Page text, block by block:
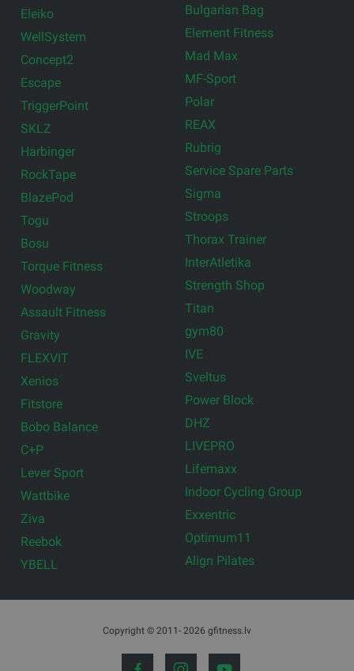
Eleiko
WellSystem
Concept2
Escape
TriggerPoint
SKLZ
Harbinger
RockTape
BlazePod
Togu
Bosu
Torque Fitness
Woodway
Assault Fitness
Gravity
FLEXVIT
Xenios
Fitstore
Bobo Balance
C+P
Lever Sport
Wattbike
Ziva
Reebok
YBELL
Bulgarian Bag
Element Fitness
Mad Max
MF-Sport
Polar
REAX
Rubrig
Service Spare Parts
Sigma
Stroops
Thorax Trainer
InterAtletika
Strength Shop
Titan
gym80
IVE
Sveltus
Power Block
DHZ
LIVEPRO
Lifemaxx
Indoor Cycling Group
Exxentric
Optimum11
Align Pilates
Copyright © 2011- 2026 gfitness.lv